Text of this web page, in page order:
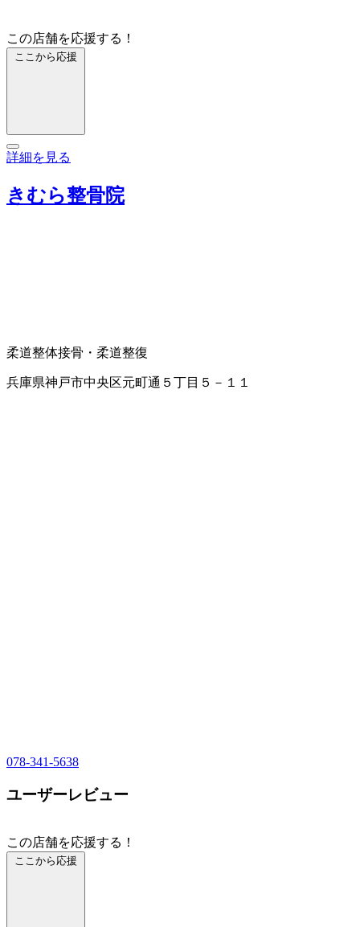
この店舗を応援する！
ここから応援
詳細を見る
きむら整骨院
柔道整体接骨・柔道整復
兵庫県神戸市中央区元町通５丁目５－１１
078-341-5638
ユーザーレビュー
この店舗を応援する！
ここから応援